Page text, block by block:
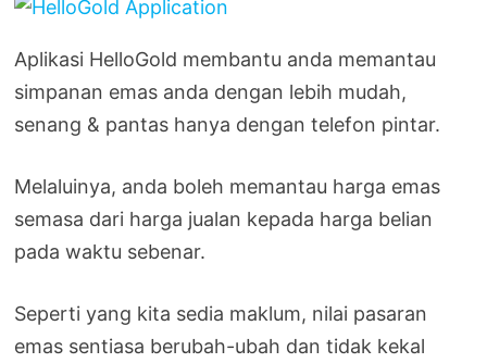
Aplikasi HelloGold membantu anda memantau
simpanan emas anda dengan lebih mudah,
senang & pantas hanya dengan telefon pintar.
Melaluinya, anda boleh memantau harga emas
semasa dari harga jualan kepada harga belian
pada waktu sebenar.
Seperti yang kita sedia maklum, nilai pasaran
emas sentiasa berubah-ubah dan tidak kekal